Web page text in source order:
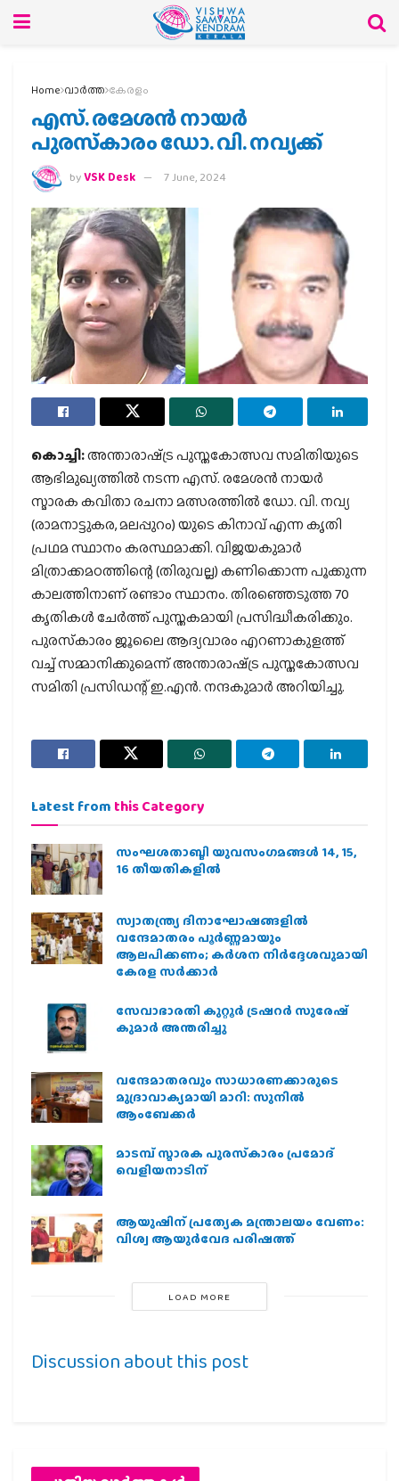
Home വാര്‍ത്ത കേരളം
എസ്. രമേശന്‍ നായര്‍
പുരസ്‌കാരം ഡോ. വി. നവ്യക്ക്
byVSK Desk 7 June, 2024
കൊച്ചി:അന്താരാഷ്‌ട്ര പുസ്തകോത്സവ സമിതിയുടെ
ആഭിമുഖ്യത്തില്‍ നടന്ന എസ്. രമേശന്‍ നായര്‍
സ്മാരക കവിതാ രചനാ മത്സരത്തില്‍ ഡോ. വി. നവ്യ
(രാമനാട്ടുകര, മലപ്പുറം) യുടെ കിനാവ് എന്ന കൃതി
പ്രഥമ സ്ഥാനം കരസ്ഥമാക്കി. വിജയകുമാര്‍
മിത്രാക്കമഠത്തിന്റെ (തിരുവല്ല) കണിക്കൊന്ന പൂക്കുന്ന
കാലത്തിനാണ് രണ്ടാം സ്ഥാനം. തിരഞ്ഞെടുത്ത 70
കൃതികള്‍ ചേര്‍ത്ത് പുസ്തകമായി പ്രസിദ്ധീകരിക്കും.
പുരസ്‌കാരം ജൂലൈ ആദ്യവാരം എറണാകുളത്ത്
വച്ച് സമ്മാനിക്കുമെന്ന് അന്താരാഷ്‌ട്ര പുസ്തകോത്സവ
സമിതി പ്രസിഡന്റ് ഇ.എന്‍. നന്ദകുമാര്‍ അറിയിച്ചു.
Latest from this Category
സംഘശതാബ്ദി യുവസംഗമങ്ങള്‍ 14, 15,
16 തീയതികളില്‍
സ്വാതന്ത്ര്യ ദിനാഘോഷങ്ങളിൽ
വന്ദേമാതരം പൂർണ്ണമായും
ആലപിക്കണം; കർശന നിർദ്ദേശവുമായി
കേരള സർക്കാർ
സേവാഭാരതി കുറ്റൂർ ട്രഷറർ സുരേഷ്
കുമാർ അന്തരിച്ചു
വന്ദേമാതരവും സാധാരണക്കാരുടെ
മുദ്രാവാക്യമായി മാറി: സുനിൽ
ആംബേക്കർ
മാടമ്പ് സ്മാരക പുരസ്‌കാരം പ്രമോദ്
വെളിയനാടിന്
ആയുഷിന് പ്രത്യേക മന്ത്രാലയം വേണം:
വിശ്വ ആയുര്‍വേദ പരിഷത്ത്
LOAD MORE
Discussion about this post